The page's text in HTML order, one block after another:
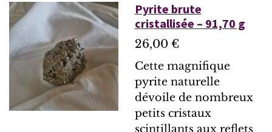
Pyrite brute
cristallisée – 91,70 g
26,00 €
Cette magnifique
pyrite naturelle
dévoile de nombreux
petits cristaux
scintillants aux reflets